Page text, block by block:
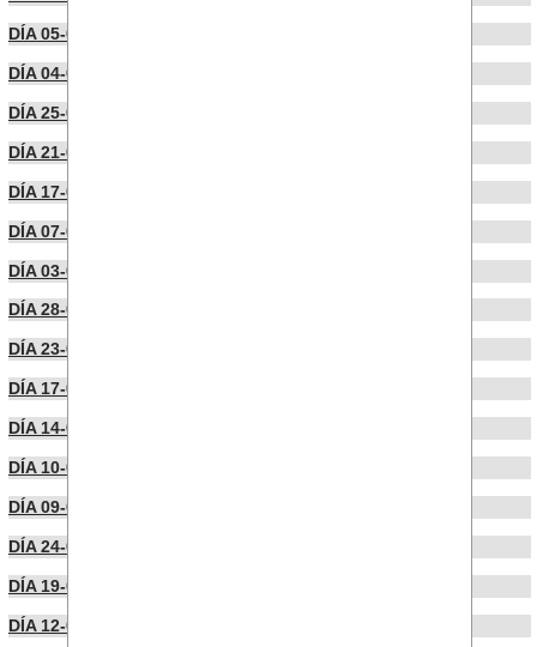
DÍA 05-04-2022
DÍA 04-04-2022
DÍA 25-03-2022
DÍA 21-03-2022
DÍA 17-03-2022
DÍA 07-03-2022
DÍA 03-03-2022
DÍA 28-02-2022
DÍA 23-02-2022
DÍA 17-02-2022
DÍA 14-02-2022
DÍA 10-02-2022
DÍA 09-02-2022
DÍA 24-01-2022
DÍA 19-01-2022
DÍA 12-01-2022